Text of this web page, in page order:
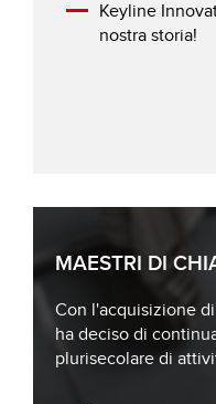
Keyline
nostra storia!
MAESTRI DI
Con l'acquisizione
ha deciso di
plurisecolare di